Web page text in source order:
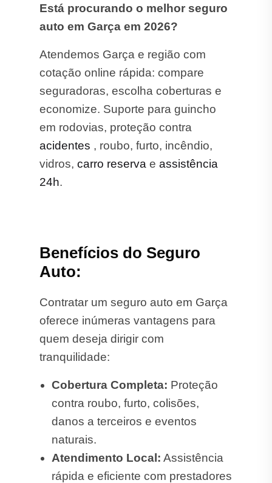
Está procurando o melhor seguro
auto em Garça em 2026?
Atendemos Garça e região com
cotação online rápida: compare
seguradoras, escolha coberturas e
economize. Suporte para guincho
em rodovias, proteção contra
acidentes , roubo, furto, incêndio,
vidros, carro reserva e assistência
24h.
Benefícios do Seguro
Auto:
Contratar um seguro auto em Garça
oferece inúmeras vantagens para
quem deseja dirigir com
tranquilidade:
Cobertura Completa: Proteção
contra roubo, furto, colisões,
danos a terceiros e eventos
naturais.
Atendimento Local: Assistência
rápida e eficiente com prestadores